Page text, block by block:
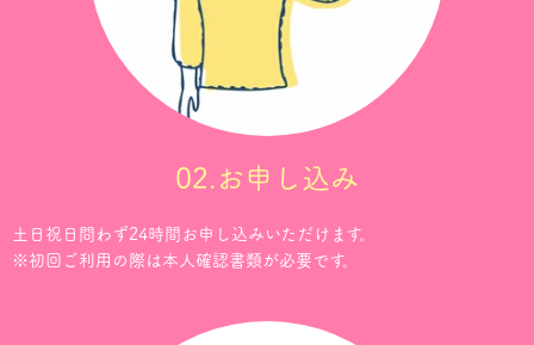
02.お申し込み
土日祝日問わず24時間お申し込みいただけます。
※初回ご利用の際は本人確認書類が必要です。